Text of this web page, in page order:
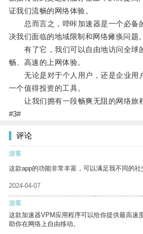
证我们流畅的网络体验。
总而言之，哔咔加速器是一个必备
决我们面临的地域限制和网络瘫痪问题。
有了它，我们可以自由地访问全球
畅、高速的上网体验。
无论是对于个人用户，还是企业用
一个值得投资的工具。
让我们拥有一段畅爽无阻的网络旅
#3#
评论
游客
这款app的功能非常丰富，可以满足我不同的社
2024-04-07
游客
这款加速器VPM应用程序可以给你提供最高速
助你在网络上自由移动。